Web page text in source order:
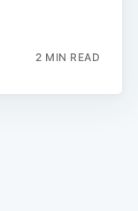
2 MIN READ